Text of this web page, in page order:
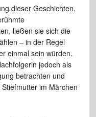
dieser Geschichten.
ließen sie sich die
– in der Regel
einmal sein würden.
jedoch als
betrachten und
im Märchen